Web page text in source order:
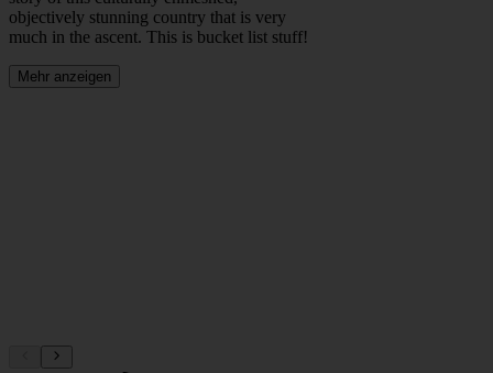
objectively stunning country that is very
much in the ascent. This is bucket list stuff!
Mehr anzeigen